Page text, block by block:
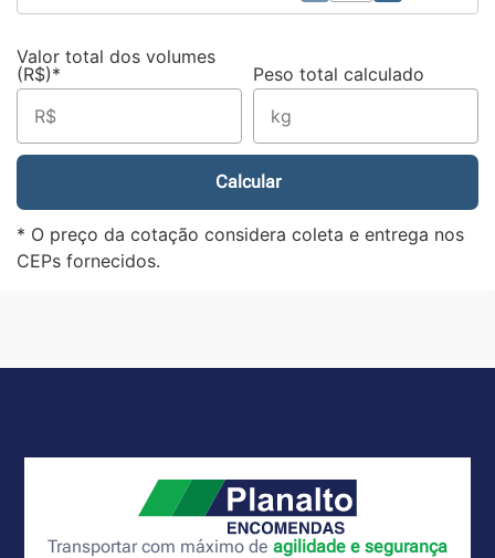
Valor total dos volumes
(R$)*
Peso total calculado
Calcular
* O preço da cotação considera coleta e entrega nos
CEPs fornecidos.
Transportar com máximo de agilidade e segurança